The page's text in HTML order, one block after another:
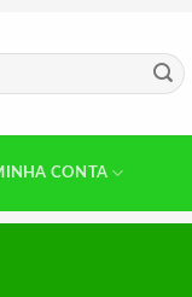
CONTA